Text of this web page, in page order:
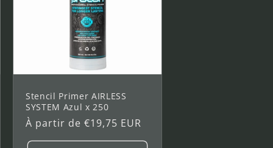
Stencil Primer AIRLESS
SYSTEM Azul x 250
Prix
habituel
À partir de €19,75 EUR